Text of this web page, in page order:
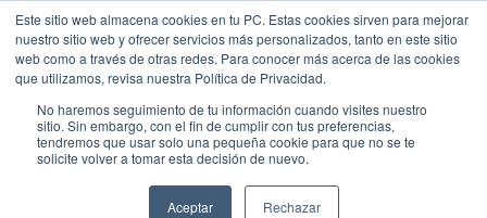
Este sitio web almacena cookies en tu PC. Estas cookies sirven para mejorar
nuestro sitio web y ofrecer servicios más personalizados, tanto en este sitio
web como a través de otras redes. Para conocer más acerca de las cookies
que utilizamos, revisa nuestra Política de Privacidad.
No haremos seguimiento de tu información cuando visites nuestro
sitio. Sin embargo, con el fin de cumplir con tus preferencias,
tendremos que usar solo una pequeña cookie para que no se te
solicite volver a tomar esta decisión de nuevo.
Aceptar Rechazar
Preguntas Frecuentes
E-COMMERCE